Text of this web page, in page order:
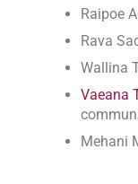
Raipoe
Rava
Wallina
Vaeana
Mehani